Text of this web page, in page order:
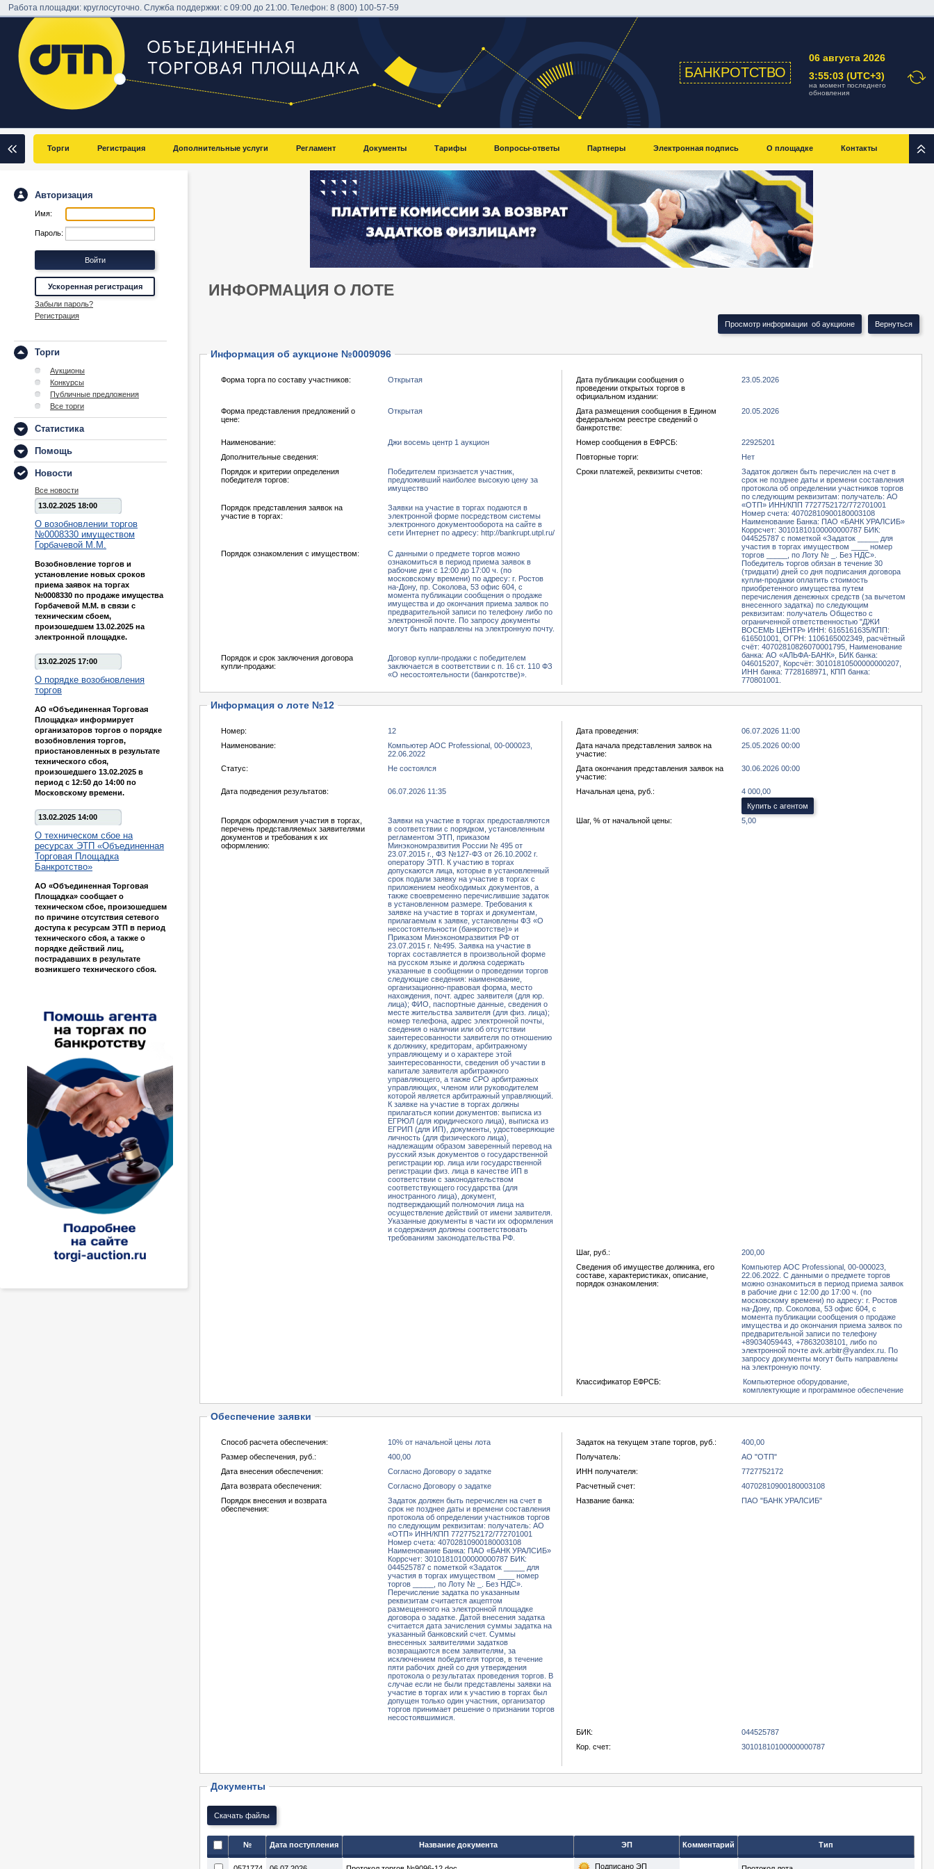
Работа площадки: круглосуточно. Служба поддержки: с 09:00 до 21:00.Телефон: 8 (800) 100-57-59
БАНКРОТСТВО
06 августа 2026
3:55:03 (UTC+3)
на момент последнего
обновления
Торги Регистрация Дополнительные услуги Регламент Документы Тарифы Вопросы-ответы Партнеры Электронная подпись О площадке Контакты
Авторизация
Имя:
Пароль:
Ускоренная регистрация
Забыли пароль?
Регистрация
Торги
Аукционы
Конкурсы
Публичные предложения
Все торги
Статистика
Помощь
Новости
Все новости
13.02.2025 18:00
О возобновлении торгов
№0008330 имуществом
Горбачевой М.М.
Возобновление торгов и
установление новых сроков
приема заявок на торгах
№0008330 по продаже имущества
Горбачевой М.М. в связи с
техническим сбоем,
произошедшем 13.02.2025 на
электронной площадке.
13.02.2025 17:00
О порядке возобновления
торгов
АО «Объединенная Торговая
Площадка» информирует
организаторов торгов о порядке
возобновления торгов,
приостановленных в результате
технического сбоя,
произошедшего 13.02.2025 в
период с 12:50 до 14:00 по
Московскому времени.
13.02.2025 14:00
О техническом сбое на
ресурсах ЭТП «Объединенная
Торговая Площадка
Банкротство»
АО «Объединенная Торговая
Площадка» сообщает о
техническом сбое, произошедшем
по причине отсутствия сетевого
доступа к ресурсам ЭТП в период
технического сбоя, а также о
порядке действий лиц,
пострадавших в результате
возникшего технического сбоя.
ИНФОРМАЦИЯ О ЛОТЕ
Информация об аукционе №0009096
Форма торга по составу участников: Открытая
Дата публикации сообщения о
проведении открытых торгов в
официальном издании:
23.05.2026
Форма представления предложений о
цене:
Открытая
Дата размещения сообщения в Едином
федеральном реестре сведений о
банкротстве:
20.05.2026
Наименование: Джи восемь центр 1 аукцион Номер сообщения в ЕФРСБ:
22925201
Дополнительные сведения:
Повторные торги:
Нет
Порядок и критерии определения
победителя торгов:
Победителем признается участник,
предложивший наиболее высокую цену за
имущество
Сроки платежей, реквизиты счетов:
Задаток должен быть перечислен на счет в
срок не позднее даты и времени составления
протокола об определении участников торгов
по следующим реквизитам: получатель: АО
«ОТП» ИНН/КПП 7727752172/772701001
Номер счета: 40702810900180003108
Наименование Банка: ПАО «БАНК УРАЛСИБ»
Коррсчет: 30101810100000000787 БИК:
044525787 с пометкой «Задаток _____ для
участия в торгах имуществом ____ номер
торгов _____, по Лоту № _. Без НДС».
Победитель торгов обязан в течение 30
(тридцати) дней со дня подписания договора
купли-продажи оплатить стоимость
приобретенного имущества путем
перечисления денежных средств (за вычетом
внесенного задатка) по следующим
реквизитам: получатель Общество с
ограниченной ответственностью "ДЖИ
ВОСЕМЬ ЦЕНТР» ИНН: 6165161635/КПП:
616501001, ОГРН: 1106165002349, расчётный
счёт: 40702810826070001795, Наименование
банка: АО «АЛЬФА-БАНК», БИК банка:
046015207, Корсчёт: 30101810500000000207,
ИНН банка: 7728168971, КПП банка:
770801001.
Порядок представления заявок на
участие в торгах:
Заявки на участие в торгах подаются в
электронной форме посредством системы
электронного документооборота на сайте в
сети Интернет по адресу: http://bankrupt.utpl.ru/
Порядок ознакомления с имуществом:
С данными о предмете торгов можно
ознакомиться в период приема заявок в
рабочие дни с 12:00 до 17:00 ч. (по
московскому времени) по адресу: г. Ростов
на-Дону, пр. Соколова, 53 офис 604, с
момента публикации сообщения о продаже
имущества и до окончания приема заявок по
предварительной записи по телефону либо по
электронной почте. По запросу документы
могут быть направлены на электронную почту.
Порядок и срок заключения договора
купли-продажи:
Договор купли-продажи с победителем
заключается в соответствии с п. 16 ст. 110 ФЗ
«О несостоятельности (банкротстве)».
Информация о лоте №12
Номер: 12 Дата проведения:
06.07.2026 11:00
Наименование:
Компьютер AOC Professional, 00-000023,
22.06.2022
Дата начала представления заявок на
участие:
25.05.2026 00:00
Статус: Не состоялся
Дата окончания представления заявок на
участие:
30.06.2026 00:00
Дата подведения результатов: 06.07.2026 11:35 Начальная цена, руб.:
4 000,00
Купить с агентом
Порядок оформления участия в торгах,
перечень представляемых заявителями
документов и требования к их
оформлению:
Заявки на участие в торгах предоставляются
в соответствии с порядком, установленным
регламентом ЭТП, приказом
Минэкономразвития России № 495 от
23.07.2015 г., ФЗ №127-ФЗ от 26.10.2002 г.
оператору ЭТП. К участию в торгах
допускаются лица, которые в установленный
срок подали заявку на участие в торгах с
приложением необходимых документов, а
также своевременно перечислившие задаток
в установленном размере. Требования к
заявке на участие в торгах и документам,
прилагаемым к заявке, установлены ФЗ «О
несостоятельности (банкротстве)» и
Приказом Минэкономразвития РФ от
23.07.2015 г. №495. Заявка на участие в
торгах составляется в произвольной форме
на русском языке и должна содержать
указанные в сообщении о проведении торгов
следующие сведения: наименование,
организационно-правовая форма, место
нахождения, почт. адрес заявителя (для юр.
лица); ФИО, паспортные данные, сведения о
месте жительства заявителя (для физ. лица);
номер телефона, адрес электронной почты,
сведения о наличии или об отсутствии
заинтересованности заявителя по отношению
к должнику, кредиторам, арбитражному
управляющему и о характере этой
заинтересованности, сведения об участии в
капитале заявителя арбитражного
управляющего, а также СРО арбитражных
управляющих, членом или руководителем
которой является арбитражный управляющий.
К заявке на участие в торгах должны
прилагаться копии документов: выписка из
ЕГРЮЛ (для юридического лица), выписка из
ЕГРИП (для ИП), документы, удостоверяющие
личность (для физического лица),
надлежащим образом заверенный перевод на
русский язык документов о государственной
регистрации юр. лица или государственной
регистрации физ. лица в качестве ИП в
соответствии с законодательством
соответствующего государства (для
иностранного лица), документ,
подтверждающий полномочия лица на
осуществление действий от имени заявителя.
Указанные документы в части их оформления
и содержания должны соответствовать
требованиям законодательства РФ.
Шаг, % от начальной цены: 5,00
Шаг, руб.:
200,00
Сведения об имуществе должника, его
составе, характеристиках, описание,
порядок ознакомления:
Компьютер AOC Professional, 00-000023,
22.06.2022. С данными о предмете торгов
можно ознакомиться в период приема заявок
в рабочие дни с 12:00 до 17:00 ч. (по
московскому времени) по адресу: г. Ростов
на-Дону, пр. Соколова, 53 офис 604, с
момента публикации сообщения о продаже
имущества и до окончания приема заявок по
предварительной записи по телефону
+89034059443, +78632038101, либо по
электронной почте avk.arbitr@yandex.ru. По
запросу документы могут быть направлены
на электронную почту.
Классификатор ЕФРСБ:
Компьютерное оборудование,
комплектующие и программное обеспечение
Обеспечение заявки
Способ расчета обеспечения: 10% от начальной цены лота Задаток на текущем этапе торгов, руб.:
400,00
Размер обеспечения, руб.:
400,00 Получатель:
АО "ОТП"
Дата внесения обеспечения:
Согласно Договору о задатке ИНН получателя:
7727752172
Дата возврата обеспечения:
Согласно Договору о задатке Расчетный счет:
40702810900180003108
Порядок внесения и возврата
обеспечения:
Задаток должен быть перечислен на счет в
срок не позднее даты и времени составления
протокола об определении участников торгов
по следующим реквизитам: получатель: АО
«ОТП» ИНН/КПП 7727752172/772701001
Номер счета: 40702810900180003108
Наименование Банка: ПАО «БАНК УРАЛСИБ»
Коррсчет: 30101810100000000787 БИК:
044525787 с пометкой «Задаток _____ для
участия в торгах имуществом ____ номер
торгов _____, по Лоту № _. Без НДС».
Перечисление задатка по указанным
реквизитам считается акцептом
размещенного на электронной площадке
договора о задатке. Датой внесения задатка
считается дата зачисления суммы задатка на
указанный банковский счет. Суммы
внесенных заявителями задатков
возвращаются всем заявителям, за
исключением победителя торгов, в течение
пяти рабочих дней со дня утверждения
протокола о результатах проведения торгов. В
случае если не были представлены заявки на
участие в торгах или к участию в торгах был
допущен только один участник, организатор
торгов принимает решение о признании торгов
несостоявшимися.
Название банка: ПАО "БАНК УРАЛСИБ"
БИК:
044525787
Кор. счет:
30101810100000000787
Документы
№ Дата поступления Название документа ЭП Комментарий Тип
Подписано ЭП